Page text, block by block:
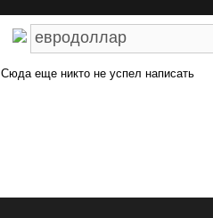
Сюда еще никто не успел написать